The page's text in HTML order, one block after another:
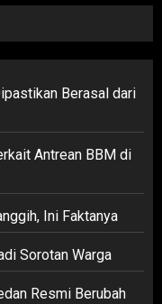
Berasal dari
Antrean BBM di
Ini Faktanya
Sorotan Warga
Resmi Berubah